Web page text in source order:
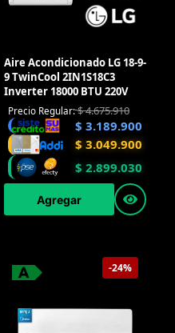
Aire Acondicionado LG 18-9-
9 TwinCool 2IN1S18C3
Inverter 18000 BTU 220V
Precio Regular:$4.675.910
$ 3.189.900
$ 3.049.900
$ 2.899.030
Agregar
-24%